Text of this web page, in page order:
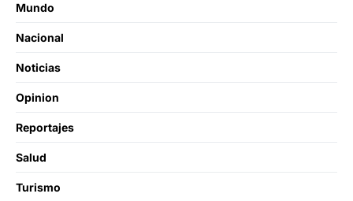
Mundo
Nacional
Noticias
Opinion
Reportajes
Salud
Turismo